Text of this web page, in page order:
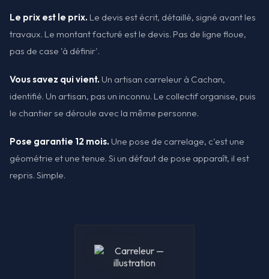
Le prix est le prix. Le devis est écrit, détaillé, signé avant les
travaux. Le montant facturé est le devis. Pas de ligne floue,
pas de case 'à définir'.
Vous savez qui vient. Un artisan carreleur à Cachan,
identifié. Un artisan, pas un inconnu. Le collectif organise, puis
le chantier se déroule avec la même personne.
Pose garantie 12 mois. Une pose de carrelage, c'est une
géométrie et une tenue. Si un défaut de pose apparaît, il est
repris. Simple.